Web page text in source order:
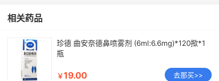
相关药品
珍德 曲安奈德鼻喷雾剂 (6ml:6.6mg)*120揿*1
瓶
￥19.00 去那买>>